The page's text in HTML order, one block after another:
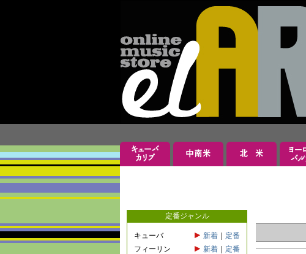
定番ジャンル
キューバ 新着
定番
フィーリン
新着
定番